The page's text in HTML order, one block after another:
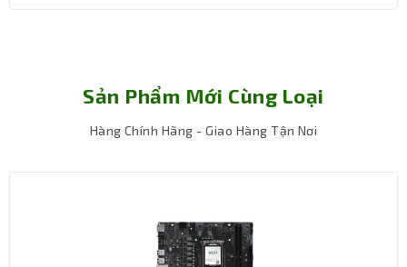
người dùng nâng cấp thêm hệ thống tản nhiệt dễ dàng.
Mặt kính cường lực – Hiển thị linh kiện &
đèn ARGB sống động
Sản Phẩm Mới Cùng Loại
Hàng Chính Hãng - Giao Hàng Tận Nơi